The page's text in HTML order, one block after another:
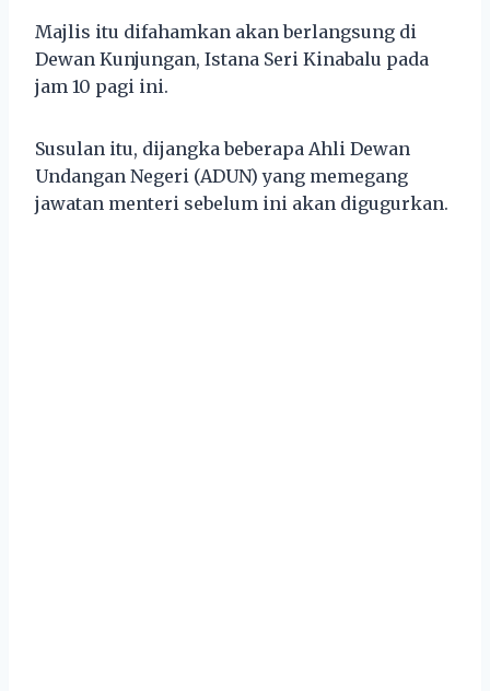
Majlis itu difahamkan akan berlangsung di
Dewan Kunjungan, Istana Seri Kinabalu pada
jam 10 pagi ini.
Susulan itu, dijangka beberapa Ahli Dewan
Undangan Negeri (ADUN) yang memegang
jawatan menteri sebelum ini akan digugurkan.